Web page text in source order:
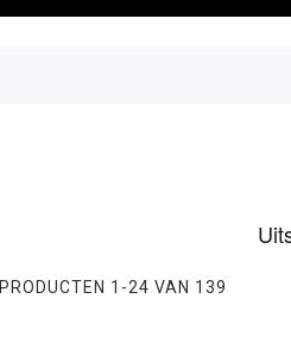
PRODUCTEN 1 -24 VAN 139